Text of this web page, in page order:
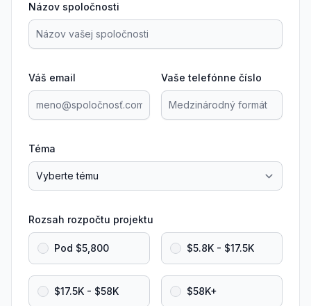
Názov spoločnosti
Váš email Vaše telefónne číslo
Téma
Rozsah rozpočtu projektu
Pod $5,800 $5.8K - $17.5K
$17.5K - $58K $58K+